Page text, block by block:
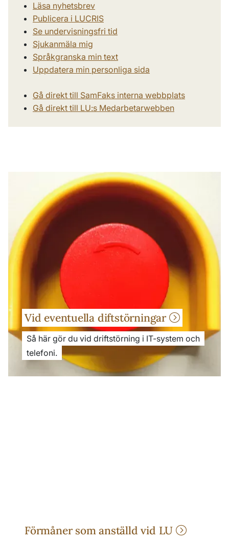
Läsa nyhetsbrev
Publicera i LUCRIS
Se undervisningsfri tid
Sjukanmäla mig
Språkgranska min text
Uppdatera min personliga sida
Gå direkt till SamFaks interna webbplats
Gå direkt till LU:s Medarbetarwebben
Vid eventuella diftstörningar
Så här gör du vid driftstörning i IT-system och
telefoni.
Förmåner som anställd vid LU